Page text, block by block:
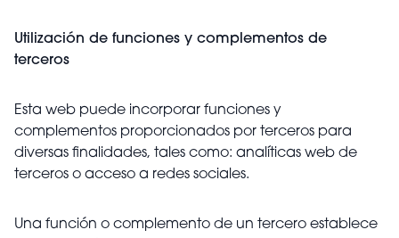
Utilización de funciones y complementos de
terceros
Esta web puede incorporar funciones y
complementos proporcionados por terceros para
diversas finalidades, tales como: analíticas web de
terceros o acceso a redes sociales.
Una función o complemento de un tercero establece